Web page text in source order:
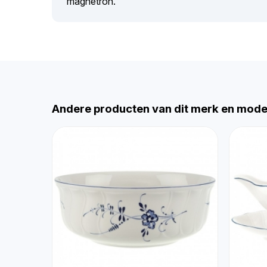
Andere producten van dit merk en